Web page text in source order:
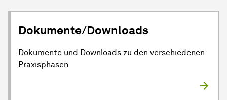
Dokumente/Downloads
Dokumente und Downloads zu den verschiedenen
Praxisphasen